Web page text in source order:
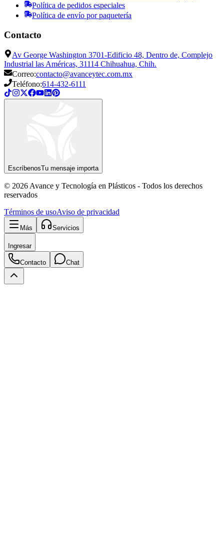
Política de pedidos especiales
Política de envío por paquetería
Contacto
Av George Washington 3701-Edificio 48, Dentro de, Complejo
Industrial las Américas, 31114 Chihuahua, Chih.
Correo:contacto@avanceytec.com.mx
Teléfono:614-432-6111
EscríbenosTu mensaje importa
© 2026 Avance y Tecnología en Plásticos - Todos los derechos
reservados
Términos de usoAviso de privacidad
Más Servicios
Ingresar
Contacto Chat